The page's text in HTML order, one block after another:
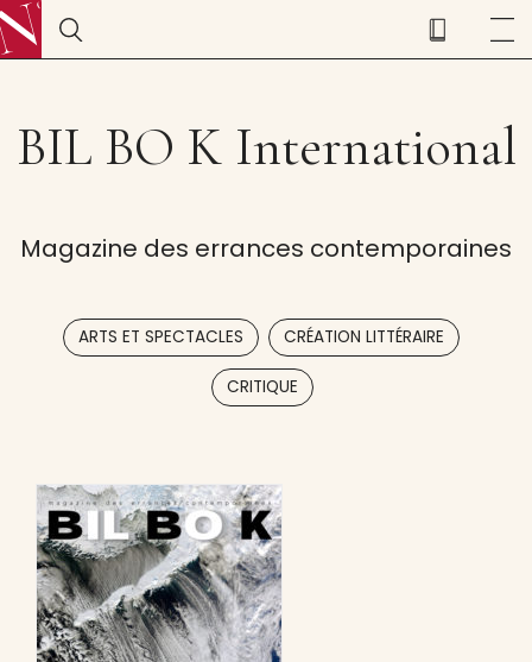
BIL BO K International
Magazine des errances contemporaines
ARTS ET SPECTACLES CRÉATION LITTÉRAIRE
CRITIQUE